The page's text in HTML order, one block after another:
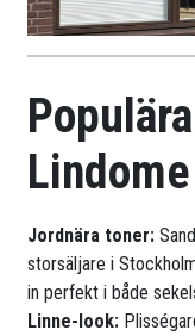
Lindome
Jordnära toner:
storsäljare i
in perfekt i både
Linne-look: